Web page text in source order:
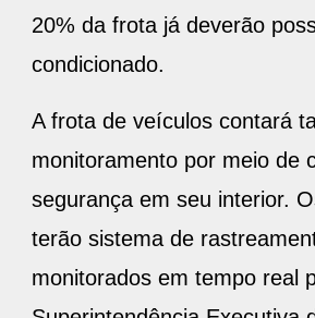
20% da frota já deverão
condicionado.
A frota de veículos contará
monitoramento por meio de
segurança em seu interior.
terão sistema de
monitorados em tempo real